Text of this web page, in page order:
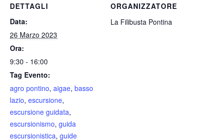
DETTAGLI
Data:
26 Marzo 2023
Ora:
9:30 - 16:00
Tag Evento:
agro pontino, aigae, basso
lazio, escursione,
escursione guidata,
escursionismo, guida
escursionistica, guide
ORGANIZZATORE
La Filibusta Pontina